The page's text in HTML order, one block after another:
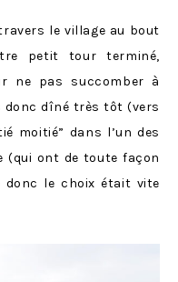
le village au bout
petit tour terminé,
ne pas succomber à
donc dîné très tôt (vers
moitié” dans l’un des
(qui ont de toute façon
donc le choix était vite